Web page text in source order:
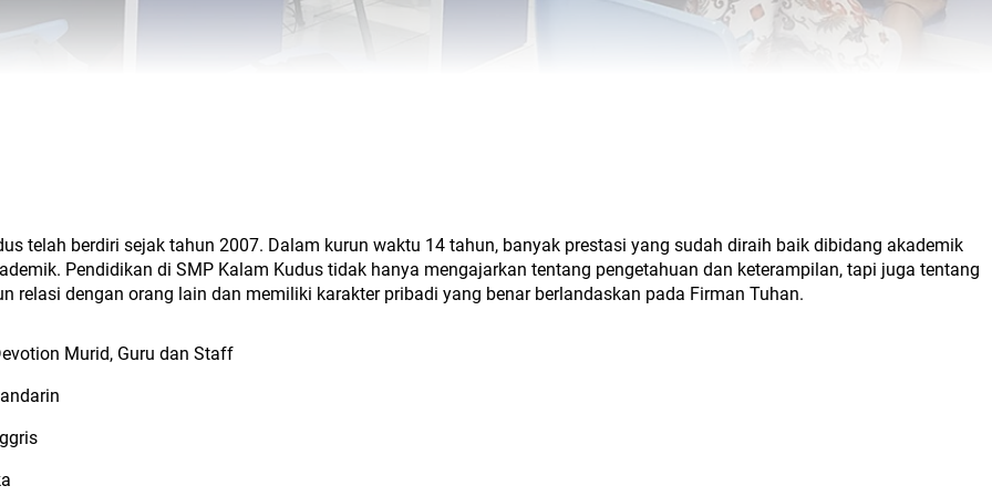
telah berdiri sejak tahun 2007. Dalam kurun waktu 14 tahun, banyak prestasi yang sudah diraih baik dibidang akademik
Pendidikan di SMP Kalam Kudus tidak hanya mengajarkan tentang pengetahuan dan keterampilan, tapi juga tentang
relasi dengan orang lain dan memiliki karakter pribadi yang benar berlandaskan pada Firman Tuhan.
Murid, Guru dan Staff